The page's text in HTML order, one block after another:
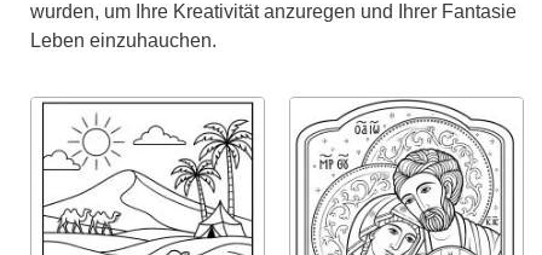
wurden, um Ihre Kreativität anzuregen und Ihrer Fantasie
Leben einzuhauchen.